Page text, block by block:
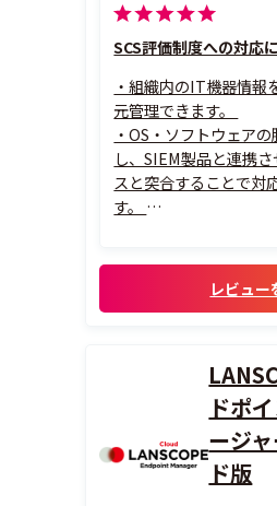
・組織内のIT機器情報
元管理できます。
・OS・ソフトウェア
し、SIEM製品と連携
スと突合することで対
す。
・起動・終了時間をも
の可視化機能もサービ
レビュー
ドポ
ージ
ド版